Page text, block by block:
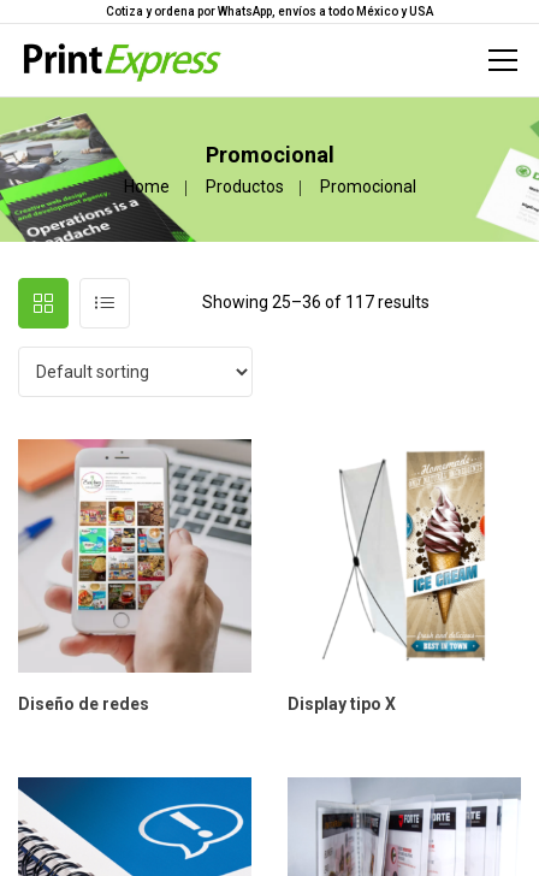
Cotiza y ordena por WhatsApp, envíos a todo México y USA
Promocional
Home Productos Promocional
Showing 25–36 of 117 results
Diseño de redes Display tipo X